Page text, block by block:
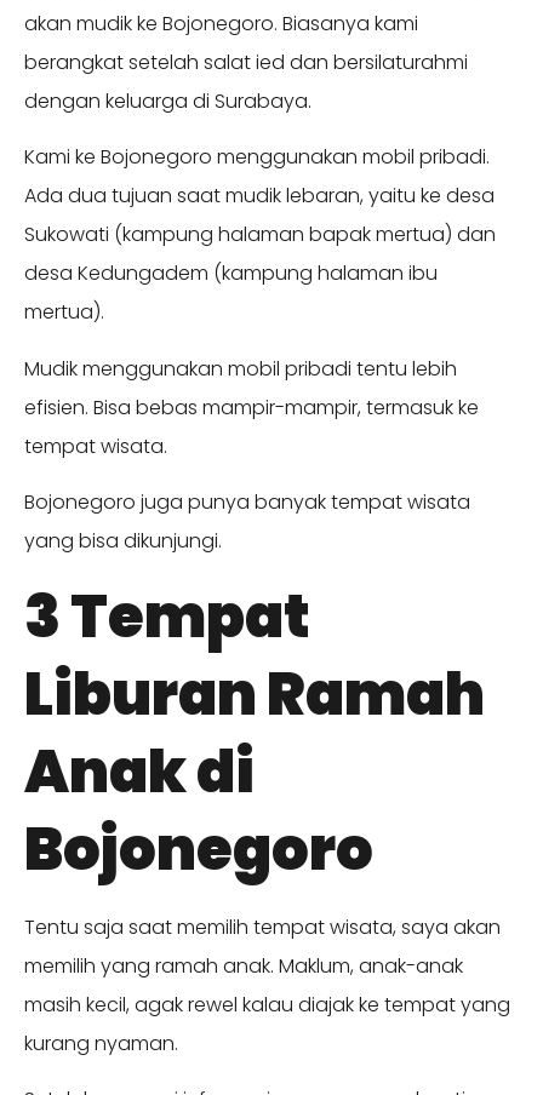
akan mudik ke Bojonegoro. Biasanya kami
berangkat setelah salat ied dan bersilaturahmi
dengan keluarga di Surabaya.
Kami ke Bojonegoro menggunakan mobil pribadi.
Ada dua tujuan saat mudik lebaran, yaitu ke desa
Sukowati (kampung halaman bapak mertua) dan
desa Kedungadem (kampung halaman ibu
mertua).
Mudik menggunakan mobil pribadi tentu lebih
efisien. Bisa bebas mampir-mampir, termasuk ke
tempat wisata.
Bojonegoro juga punya banyak tempat wisata
yang bisa dikunjungi.
3 Tempat
Liburan Ramah
Anak di
Bojonegoro
Tentu saja saat memilih tempat wisata, saya akan
memilih yang ramah anak. Maklum, anak-anak
masih kecil, agak rewel kalau diajak ke tempat yang
kurang nyaman.